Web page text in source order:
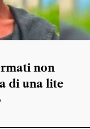
non
di una lite